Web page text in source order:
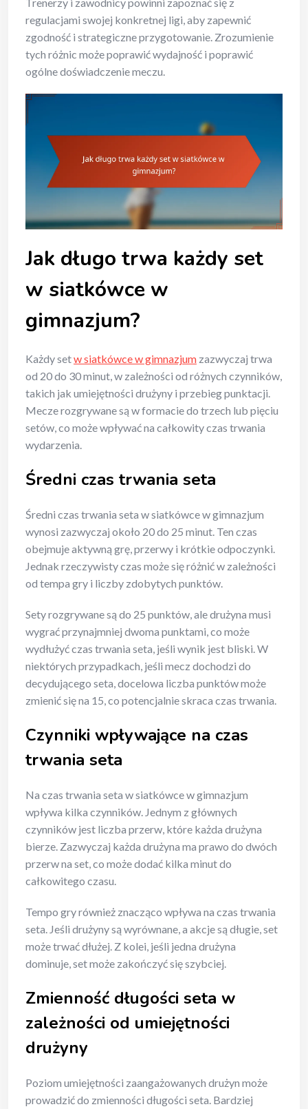
regulacjami swojej konkretnej ligi, aby zapewnić
zgodność i strategiczne przygotowanie. Zrozumienie
tych różnic może poprawić wydajność i poprawić
ogólne doświadczenie meczu.
Jak długo trwa każdy set
w siatkówce w
gimnazjum?
Każdy setw siatkówce w gimnazjum zazwyczaj trwa
od 20 do 30 minut, w zależności od różnych czynników,
takich jak umiejętności drużyny i przebieg punktacji.
Mecze rozgrywane są w formacie do trzech lub pięciu
setów, co może wpływać na całkowity czas trwania
wydarzenia.
Średni czas trwania seta
Średni czas trwania seta w siatkówce w gimnazjum
wynosi zazwyczaj około 20 do 25 minut. Ten czas
obejmuje aktywną grę, przerwy i krótkie odpoczynki.
Jednak rzeczywisty czas może się różnić w zależności
od tempa gry i liczby zdobytych punktów.
Sety rozgrywane są do 25 punktów, ale drużyna musi
wygrać przynajmniej dwoma punktami, co może
wydłużyć czas trwania seta, jeśli wynik jest bliski. W
niektórych przypadkach, jeśli mecz dochodzi do
decydującego seta, docelowa liczba punktów może
zmienić się na 15, co potencjalnie skraca czas trwania.
Czynniki wpływające na czas
trwania seta
Na czas trwania seta w siatkówce w gimnazjum
wpływa kilka czynników. Jednym z głównych
czynników jest liczba przerw, które każda drużyna
bierze. Zazwyczaj każda drużyna ma prawo do dwóch
przerw na set, co może dodać kilka minut do
całkowitego czasu.
Tempo gry również znacząco wpływa na czas trwania
seta. Jeśli drużyny są wyrównane, a akcje są długie, set
może trwać dłużej. Z kolei, jeśli jedna drużyna
dominuje, set może zakończyć się szybciej.
Zmienność długości seta w
zależności od umiejętności
drużyny
Poziom umiejętności zaangażowanych drużyn może
prowadzić do zmienności długości seta. Bardziej